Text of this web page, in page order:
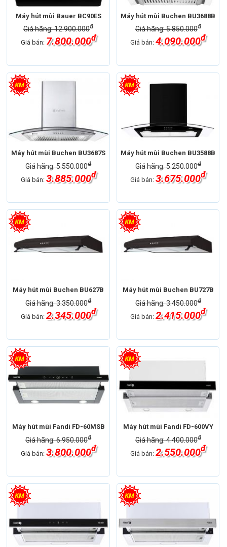
Máy hút mùi Bauer BC90ES
Giá hãng: 12.900.000đ
Giá bán: 7.800.000đ
Máy hút mùi Buchen BU3688B
Giá hãng: 5.850.000đ
Giá bán:4.090.000đ
Máy hút mùi Buchen BU3687S
Giá hãng: 5.550.000đ
Giá bán: 3.885.000đ
Máy hút mùi Buchen BU3588B
Giá hãng: 5.250.000đ
Giá bán:3.675.000đ
Máy hút mùi Buchen BU627B
Giá hãng: 3.350.000đ
Giá bán: 2.345.000đ
Máy hút mùi Buchen BU727B
Giá hãng: 3.450.000đ
Giá bán:2.415.000đ
Máy hút mùi Fandi FD-60MSB
Giá hãng: 6.950.000đ
Giá bán: 3.800.000đ
Máy hút mùi Fandi FD-600VY
Giá hãng: 4.400.000đ
Giá bán:2.550.000đ